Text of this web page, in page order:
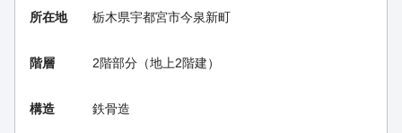
所在地 栃木県宇都宮市今泉新町
階層 2階部分（地上2階建）
構造 鉄骨造